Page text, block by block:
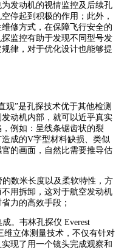
发动机的视情监控及后续孔
停起到积极的作用；此外，
修方式，在保障飞行安全的
监控有助于发现不同型号发
律，对于优化设计也能够提
观”是孔探技术优于其他检测
动机内部，就可以近乎真实
例如：呈线条锯齿状的裂
成的V字型材料缺损、类似
的画面，自然比需要推导估
数米长度以及柔软特性，方
用拆卸，这对于航空发动机
力的高效手段；
。韦林孔探仪 Everest
维立体测量技术，不仅有针对
现了用一个镜头完成观察和